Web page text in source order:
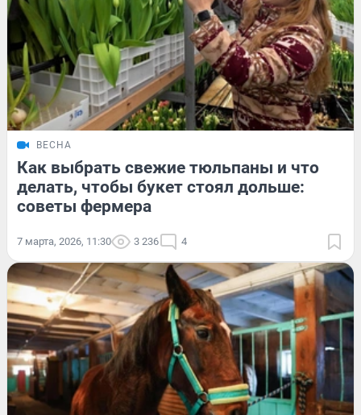
ВЕСНА
Как выбрать свежие тюльпаны и что
делать, чтобы букет стоял дольше:
советы фермера
7 марта, 2026, 11:30 3 236 4